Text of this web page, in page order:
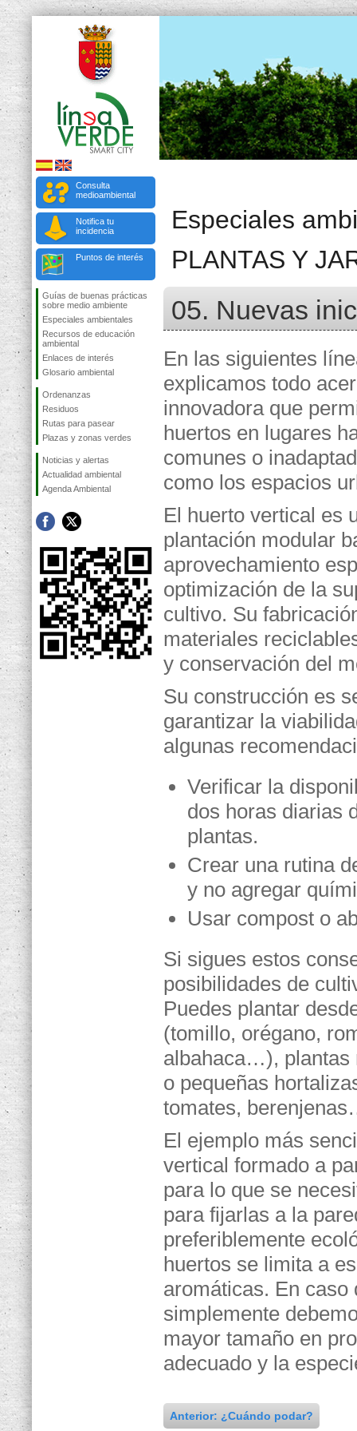
Consulta
medioambiental
Notifica tu
incidencia
Puntos de interés
Guías de buenas prácticas
sobre medio ambiente
Especiales ambientales
Recursos de educación
ambiental
Enlaces de interés
Glosario ambiental
Ordenanzas
Residuos
Rutas para pasear
Plazas y zonas verdes
Noticias y alertas
Actualidad ambiental
Agenda Ambiental
Especiales
PLANTAS Y
05. Nuevas
En las siguientes
explicamos todo
innovadora que
huertos en lugares
comunes o
como los espacios
El huerto vertical es
plantación modular
aprovechamiento
optimización de la
cultivo. Su
materiales
y conservación del
Su construcción es
garantizar la
algunas
Verificar la
dos horas diarias
plantas.
Crear una rutina
y no agregar
Usar compost o
Si sigues estos
posibilidades de
Puedes plantar
(tomillo, orégano,
albahaca…), plantas
o pequeñas
tomates,
El ejemplo más
vertical formado a
para lo que se
para fijarlas a la
preferiblemente
huertos se limita a
aromáticas. En caso
simplemente
mayor tamaño en
adecuado y la
Anterior: ¿Cuándo podar?